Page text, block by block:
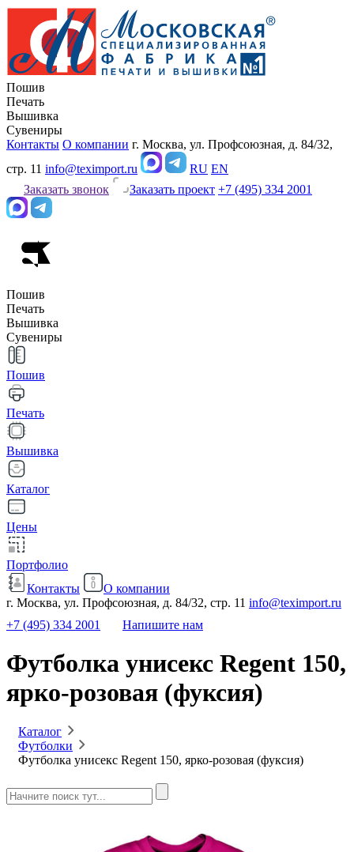
Пошив
Печать
Вышивка
Сувениры
Контакты О компании г. Москва, ул. Профсоюзная, д. 84/32,
стр. 11 info@teximport.ru RU EN
Заказать звонок
Заказать проект +7 (495) 334 2001
Пошив
Печать
Вышивка
Сувениры
Пошив
Печать
Вышивка
Каталог
Цены
Портфолио
Контакты
О компании
г. Москва, ул. Профсоюзная, д. 84/32, стр. 11 info@teximport.ru
+7 (495) 334 2001
Напишите нам
Футболка унисекс Regent 150,
ярко-розовая (фуксия)
Каталог
Футболки
Футболка унисекс Regent 150, ярко-розовая (фуксия)